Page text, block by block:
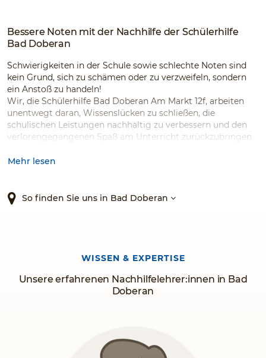
Bessere Noten mit der Nachhilfe der Schülerhilfe
Bad Doberan
Schwierigkeiten in der Schule sowie schlechte Noten sind
kein Grund, sich zu schämen oder zu verzweifeln, sondern
ein Anstoß zu handeln!
Wir, die Schülerhilfe Bad Doberan Am Markt 12f, arbeiten
unentwegt daran, Wissenslücken zu schließen, die
schulischen Leistungen nachhaltig zu verbessern und den
verlorengegangenen Spaß am Unterricht zurückzubringen.
die passende Förderung.
garantiert.
für Erwachsenean.
Bei Interesse bitteHIERklicken
Mehr lesen
So finden Sie uns in Bad Doberan
Unsere erfahrenen Nachhilfelehrer:innen in Bad
Doberan
WISSEN & EXPERTISE